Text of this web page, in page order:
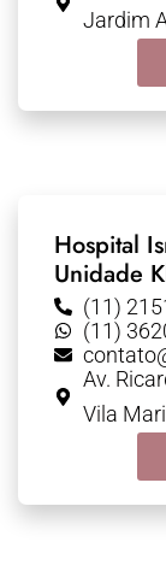
Jardim
Hospital
Unidade
(11)
(11)
Av.
Vila